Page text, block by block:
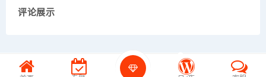
评论展示